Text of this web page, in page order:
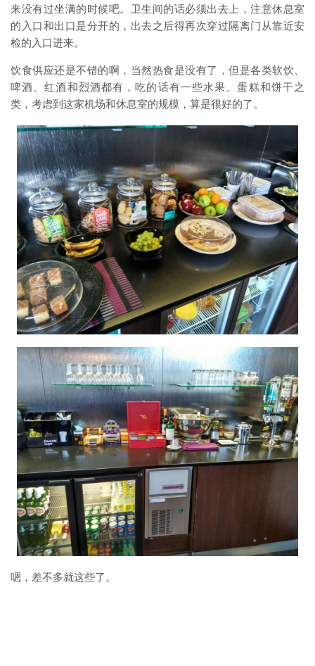
来没有过坐满的时候吧。卫生间的话必须出去上，注意休息室
的入口和出口是分开的，出去之后得再次穿过隔离门从靠近安
检的入口进来。
饮食供应还是不错的啊，当然热食是没有了，但是各类软饮、
啤酒、红酒和烈酒都有，吃的话有一些水果、蛋糕和饼干之
类，考虑到这家机场和休息室的规模，算是很好的了。
嗯，差不多就这些了。